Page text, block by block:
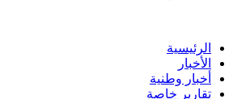
الرئيسية
الأخبار
أخبار وطنية
تقارير خاصة